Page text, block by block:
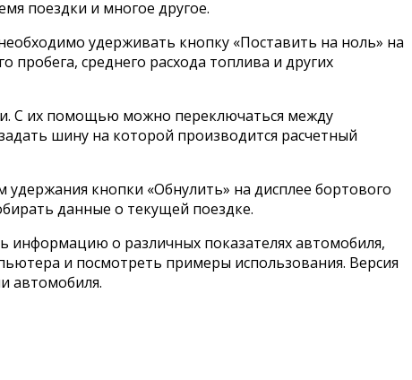
поездки и многое другое.
удерживать кнопку «Поставить на ноль» на
среднего расхода топлива и других
С их помощью можно переключаться между
шину на которой производится расчетный
кнопки «Обнулить» на дисплее бортового
данные о текущей поездке.
информацию о различных показателях автомобиля,
и посмотреть примеры использования. Версия
автомобиля.